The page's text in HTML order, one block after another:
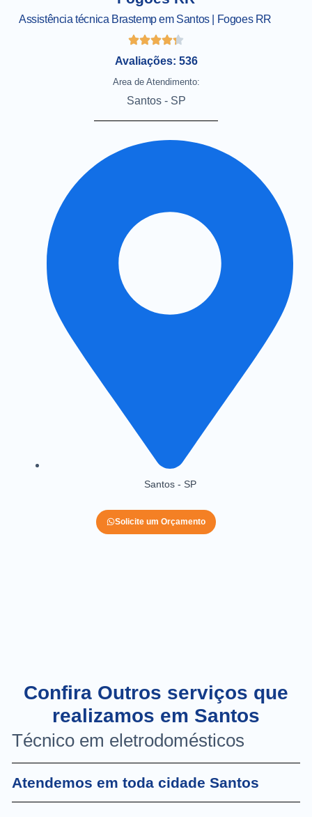
Assistência técnica Brastemp em Santos | Fogoes RR
Avaliações: 536
Area de Atendimento:
Santos - SP
Santos - SP
Solicite um Orçamento
Confira Outros serviços que
realizamos em Santos
Técnico em eletrodomésticos
Atendemos em toda cidade Santos